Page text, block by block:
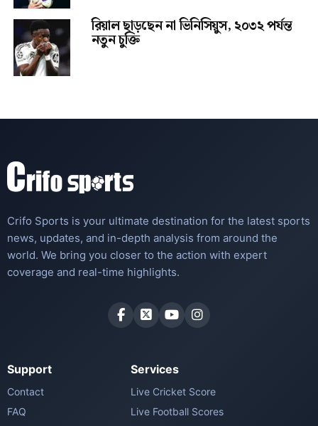
রিয়াল ছাড়ছেন না ভিনিসিয়ুস, ২০৩২ পর্যন্ত
নতুন চুক্তি
Crifo Sports is your ultimate destination for the latest sports
news, updates, and in-depth analysis from around the
world. We bring you closer to the action with expert
coverage and real-time highlights.
Support
Contact
FAQ
Services
Live Cricket Score
Live Football Scores